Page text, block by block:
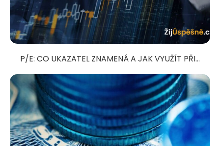
P/E: CO UKAZATEL ZNAMENÁ A JAK VYUŽÍT PŘI...